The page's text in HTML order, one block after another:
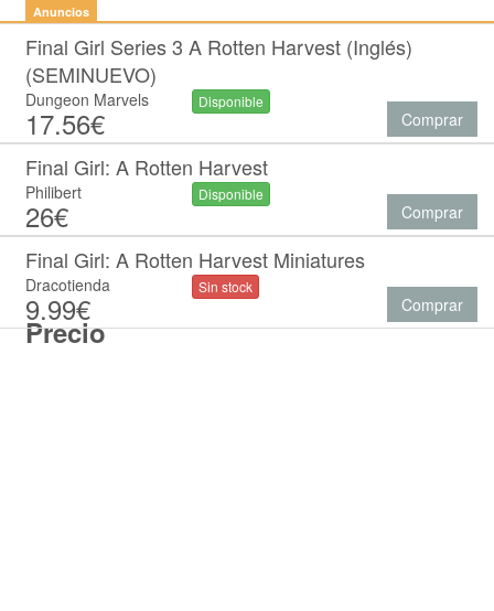
Precio
Anuncios
Final Girl Series 3 A Rotten Harvest (Inglés)
(SEMINUEVO)
Dungeon Marvels
17.56€
Disponible
Comprar
Final Girl: A Rotten Harvest
Philibert
26€
Disponible
Comprar
Final Girl: A Rotten Harvest Miniatures
Dracotienda
9.99€
Sin stock
Comprar